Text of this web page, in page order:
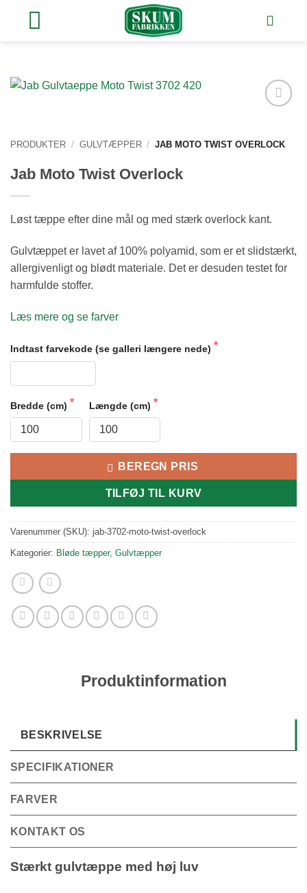
PRODUKTER / GULVTÆPPER / JAB MOTO TWIST OVERLOCK
Jab Moto Twist Overlock
Løst tæppe efter dine mål og med stærk overlock kant.
Gulvtæppet er lavet af 100% polyamid, som er et slidstærkt,
allergivenligt og blødt materiale. Det er desuden testet for
harmfulde stoffer.
Læs mere og se farver
Indtast farvekode (se galleri længere nede)
Bredde (cm) Længde (cm)
BEREGN PRIS
TILFØJ TIL KURV
Varenummer (SKU): jab-3702-moto-twist-overlock
Kategorier: Bløde tæpper, Gulvtæpper
Produktinformation
BESKRIVELSE
SPECIFIKATIONER
FARVER
KONTAKT OS
Stærkt gulvtæppe med høj luv